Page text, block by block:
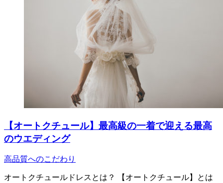
【オートクチュール】最高級の一着で迎える最高
のウエディング
高品質へのこだわり
オートクチュールドレスとは？ 【オートクチュール】とは